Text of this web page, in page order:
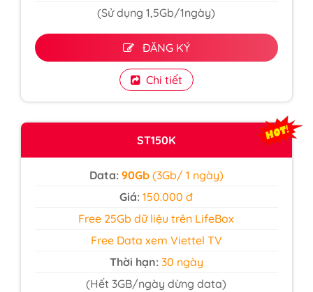
(Sử dụng 1,5Gb/1ngày)
ĐĂNG KÝ
Chi tiết
ST150K
Data:90Gb(3Gb/ 1 ngày)
Giá:150.000 đ
Free 25Gb dữ liệu trên LifeBox
Free Data xem Viettel TV
Thời hạn:30 ngày
(Hết 3GB/ngày dừng data)